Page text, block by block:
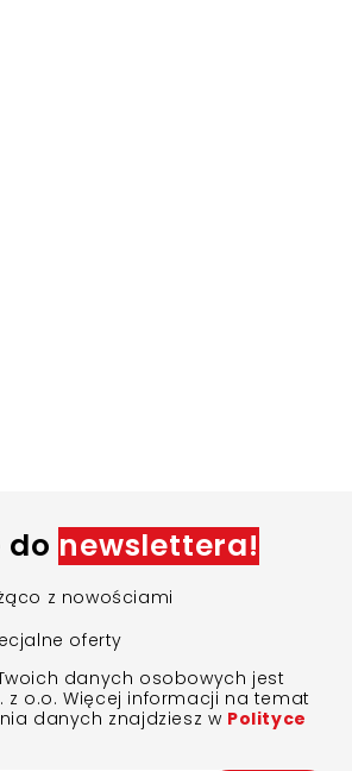
do newslettera!
z nowościami
oferty
danych osobowych jest
z o.o. Więcej informacji na temat
danych znajdziesz w Polityce